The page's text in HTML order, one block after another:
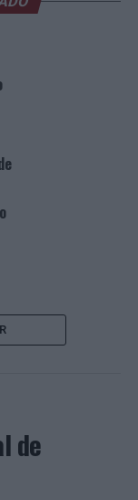
01
de travão;
e bolsa.
da Esquadra do
dezembro, no
segurança
a 15
de adotarem
máximo
crime de
de